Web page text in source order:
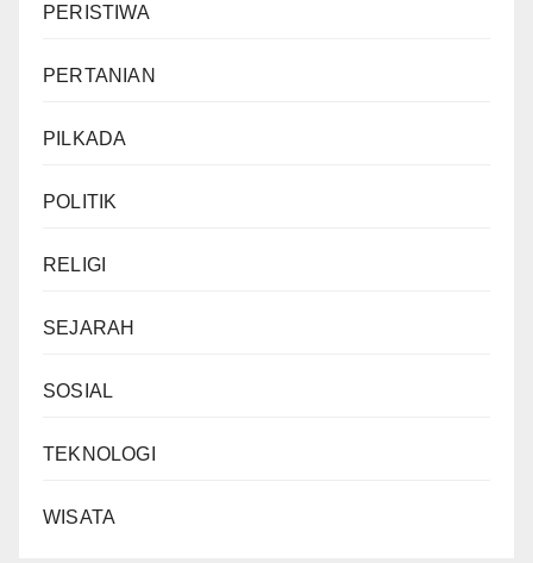
PERISTIWA
PERTANIAN
PILKADA
POLITIK
RELIGI
SEJARAH
SOSIAL
TEKNOLOGI
WISATA